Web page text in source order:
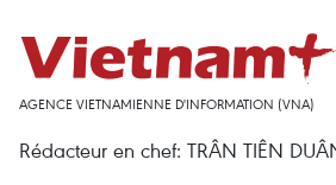
AGENCE VIETNAMIENNE D'INFORMATION (VNA)
Rédacteur en chef: TRÂN TIÊN